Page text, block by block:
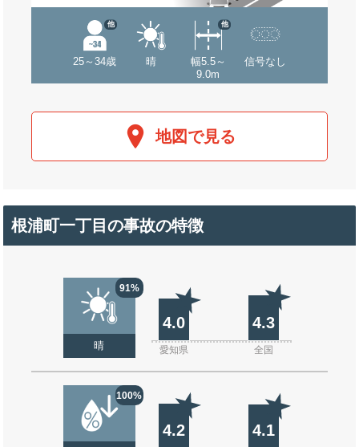
25～34歳
他
晴
幅5.5～
9.0m
他
信号なし
地図で見る
根浦町一丁目の事故の特徴
91%
晴
4.0 4.3
愛知県 全国
100%
4.2 4.1